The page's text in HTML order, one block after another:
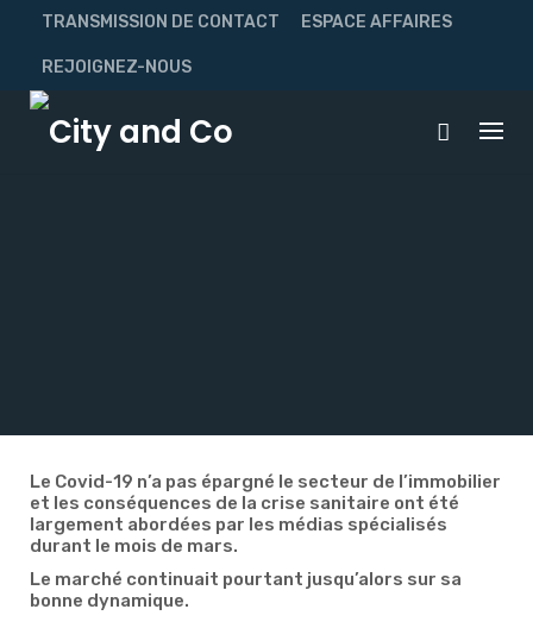
content
TRANSMISSION DE CONTACT ESPACE AFFAIRES
REJOIGNEZ-NOUS
Le Covid-19 n’a pas épargné le secteur de l’immobilier
et les conséquences de la crise sanitaire ont été
largement abordées par les médias spécialisés
durant le mois de mars.
Le marché continuait pourtant jusqu’alors sur sa
bonne dynamique.